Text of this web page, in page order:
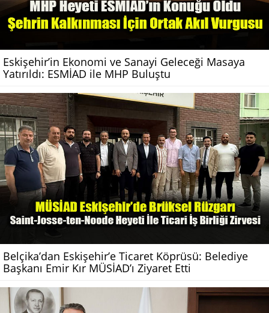
Eskişehir’in Ekonomi ve Sanayi Geleceği Masaya
Yatırıldı: ESMİAD ile MHP Buluştu
Belçika’dan Eskişehir’e Ticaret Köprüsü: Belediye
Başkanı Emir Kır MÜSİAD’ı Ziyaret Etti